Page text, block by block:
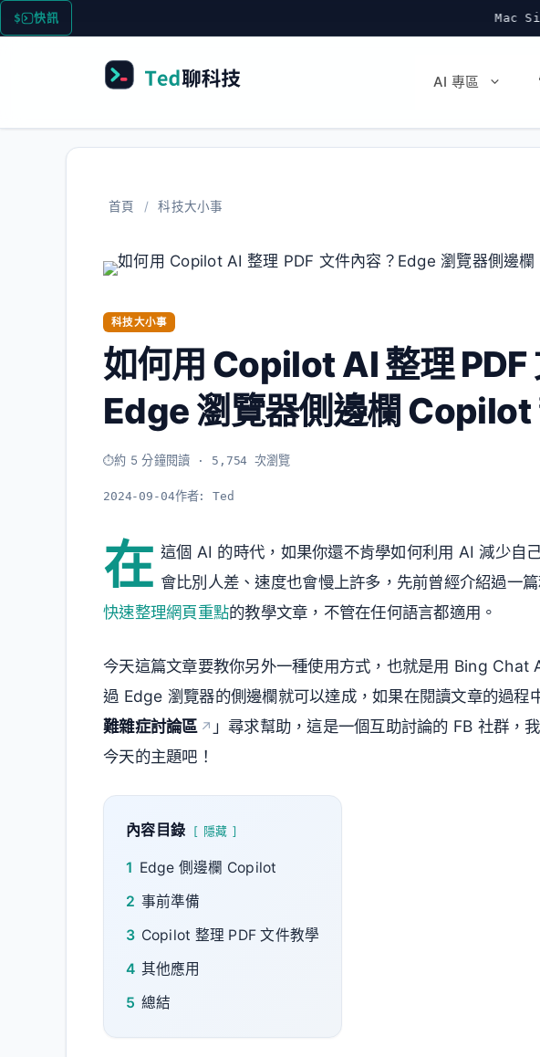
跳
至
快訊 Mac Sidecar 第二螢幕
AI 專區
首頁 / 科技大小事
科技大小事
如何用 Copilot AI 整理 PDF
Edge 瀏覽器側邊欄 Copilot
約 5 分鐘閱讀 · 5,754 次瀏覽
2024-09-04作者:Ted
在 這個 AI 的時代，如果你還不肯學如何利用 AI 減少自
會比別人差、速度也會慢上許多，先前曾經介紹過一
快速整理網頁重點的教學文章，不管在任何語言都適用。
今天這篇文章要教你另外一種使用方式，也就是用 Bing Chat
過 Edge 瀏覽器的側邊欄就可以達成，如果在閱讀文章的過程
難雜症討論區
」尋求幫助，這是一個互助討論的 FB 社群，
今天的主題吧！
內容目錄 隱藏
1 Edge 側邊欄 Copilot
2 事前準備
3 Copilot 整理 PDF 文件教學
4 其他應用
5 總結